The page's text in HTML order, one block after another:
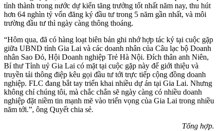
tỉnh thành trong nước dự kiến tăng trưởng tốt nhất năm nay, thu hút
hơn 64 nghìn tỷ vốn đăng ký đầu tư trong 5 năm gần nhất, và môi
trường đầu tư thì ngày càng thông thoáng.
“Hôm qua, đã có hàng loạt biên bản ghi nhớ hợp tác ký tại cuộc gặp
giữa UBND tỉnh Gia Lai và các doanh nhân của Câu lạc bộ Doanh
nhân Sao Đỏ, Hội Doanh nghiệp Trẻ Hà Nội. Đích thân anh Niên,
Bí thư Tỉnh uỷ Gia Lai có mặt tại cuộc gặp này để giới thiệu và
truyền tải thông điệp kêu gọi đầu tư tới trực tiếp cộng đồng doanh
nghiệp. FLC đang bắt tay triển khai nhiều dự án tại Gia Lai. Nhưng
không chỉ chúng tôi, mà chắc chắn sẽ ngày càng có nhiều doanh
nghiệp đặt niềm tin mạnh mẽ vào triển vọng của Gia Lai trong nhiều
năm tới.”, ông Quyết chia sẻ.
Tổng hợp.